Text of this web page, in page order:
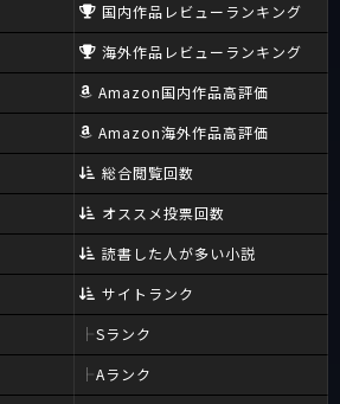
国内作品レビューランキング
海外作品レビューランキング
Amazon国内作品高評価
Amazon海外作品高評価
総合閲覧回数
オススメ投票回数
読書した人が多い小説
サイトランク
Sランク
Aランク